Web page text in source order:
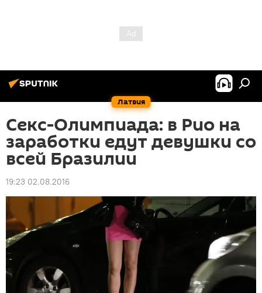
Латвия
Секс-Олимпиада: в Рио на
заработки едут девушки со
всей Бразилии
19:23 02.08.2016